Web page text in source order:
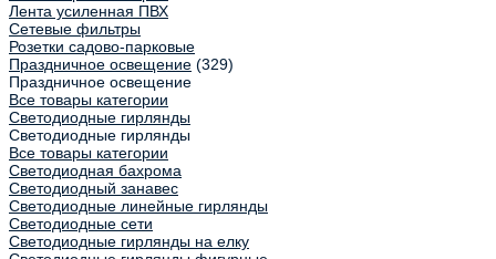
Лента усиленная ПВХ
Сетевые фильтры
Розетки садово-парковые
Праздничное освещение (329)
Праздничное освещение
Все товары категории
Светодиодные гирлянды
Светодиодные гирлянды
Все товары категории
Светодиодная бахрома
Светодиодный занавес
Светодиодные линейные гирлянды
Светодиодные сети
Светодиодные гирлянды на елку